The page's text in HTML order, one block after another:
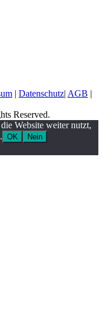
| Datenschutz| AGB |
Reserved.
Website weiter nutzt,
OK
Nein